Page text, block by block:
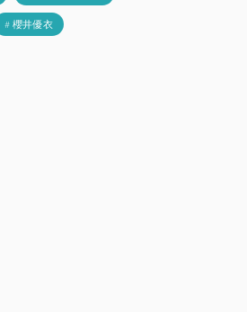
# 櫻井優衣